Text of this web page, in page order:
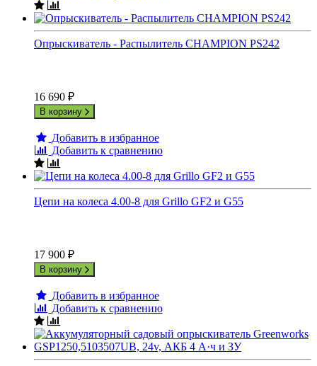
Опрыскиватель - Распылитель CHAMPION PS242
16 690 ₽
В корзину
Добавить в избранное
Добавить к сравнению
Цепи на колеса 4.00-8 для Grillo GF2 и G55
17 900 ₽
В корзину
Добавить в избранное
Добавить к сравнению